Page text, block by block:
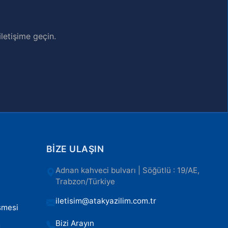
geçin.
BIZE ULAŞIN
Adnan kahveci bulvarı | Söğütlü : 19/AE,
Trabzon/Türkiye
iletisim@atakyazilim.com.tr
Bizi Arayın